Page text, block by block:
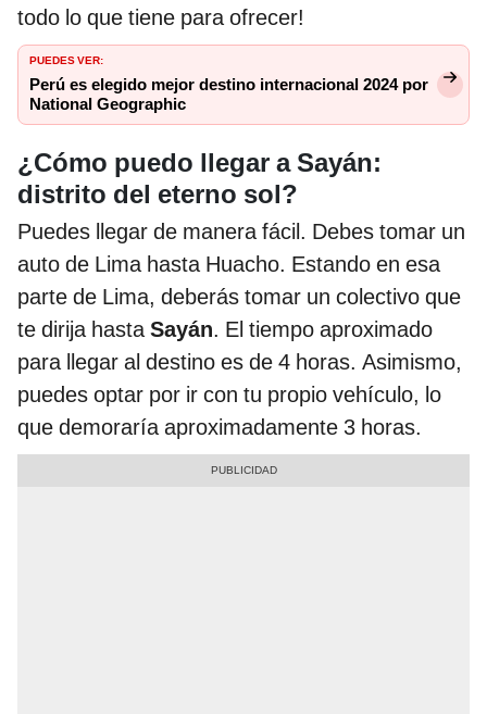
todo lo que tiene para ofrecer!
PUEDES VER:
Perú es elegido mejor destino internacional 2024 por
National Geographic
¿Cómo puedo llegar a Sayán:
distrito del eterno sol?
Puedes llegar de manera fácil. Debes tomar un
auto de Lima hasta Huacho. Estando en esa
parte de Lima, deberás tomar un colectivo que
te dirija hastaSayán. El tiempo aproximado
para llegar al destino es de 4 horas. Asimismo,
puedes optar por ir con tu propio vehículo, lo
que demoraría aproximadamente 3 horas.